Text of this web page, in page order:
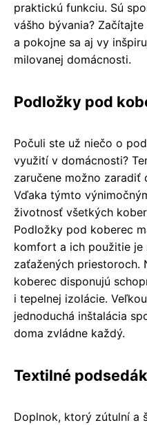
praktickú funkciu. Sú
vášho bývania?
a pokojne sa aj vy
milovanej domácnosti.
Podložky pod
Počuli ste už niečo o
využití v domácnosti?
zaručene možno zaradiť
Vďaka týmto
životnosť všetkých
Podložky pod koberec
komfort a ich použitie je
zaťažených priestoroch.
koberec disponujú
i tepelnej izolácie.
jednoduchá inštalácia
doma zvládne každý.
Textilné
Doplnok, ktorý zútulní a